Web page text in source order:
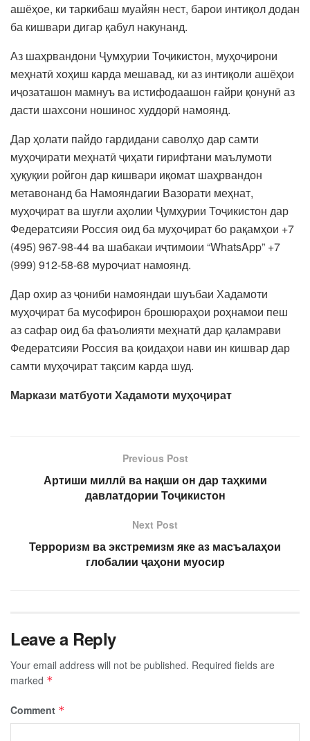
ашёҳое, ки таркибаш муайян нест, барои интиқол додан
ба кишвари дигар қабул накунанд.
Аз шаҳрвандони Ҷумҳурии Тоҷикистон, муҳоҷирони
меҳнатӣ хоҳиш карда мешавад, ки аз интиқоли ашёҳои
иҷозаташон мамнуъ ва истифодаашон ғайри қонунӣ аз
дасти шахсони ношинос худдорӣ намоянд.
Дар ҳолати пайдо гардидани саволҳо дар самти
муҳоҷирати меҳнатӣ ҷиҳати гирифтани маълумоти
ҳуқуқии ройгон дар кишвари иқомат шаҳрвандон
метавонанд ба Намояндагии Вазорати меҳнат,
муҳоҷират ва шуғли аҳолии Ҷумҳурии Тоҷикистон дар
Федератсияи Россия оид ба муҳоҷират бо рақамҳои +7
(495) 967-98-44 ва шабакаи иҷтимоии “WhatsApp” +7
(999) 912-58-68 муроҷиат намоянд.
Дар охир аз ҷониби намояндаи шуъбаи Хадамоти
муҳоҷират ба мусофирон брошюраҳои роҳнамои пеш
аз сафар оид ба фаъолияти меҳнатӣ дар қаламрави
Федератсияи Россия ва қоидаҳои нави ин кишвар дар
самти муҳоҷират тақсим карда шуд.
Маркази матбуоти Хадамоти муҳоҷират
Previous Post
Артиши миллӣ ва нақши он дар таҳкими
давлатдории Тоҷикистон
Next Post
Терроризм ва экстремизм яке аз масъалаҳои
глобалии ҷаҳони муосир
Leave a Reply
Your email address will not be published. Required fields are
marked *
Comment *